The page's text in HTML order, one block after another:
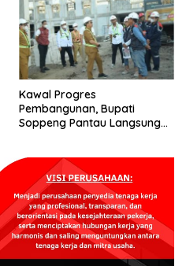
Kawal Progres
Pembangunan, Bupati
Soppeng Pantau Langsung